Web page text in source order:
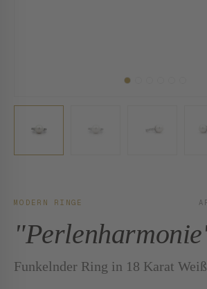
MODERN RINGE
Funkelnder Ring in 18 Karat